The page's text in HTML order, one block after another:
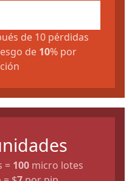
de 10 pérdidas
de 10% por
= 100 micro lotes